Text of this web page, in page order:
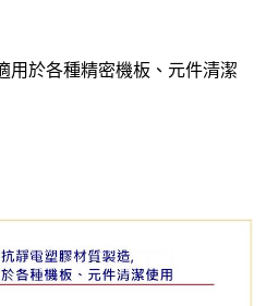
用於各種精密機板、元件清潔